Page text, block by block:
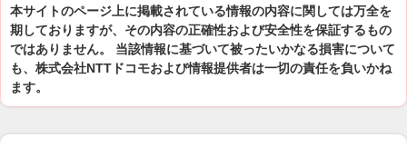
本サイトのページ上に掲載されている情報の内容に関しては万全を
期しておりますが、その内容の正確性および安全性を保証するもの
ではありません。 当該情報に基づいて被ったいかなる損害について
も、株式会社NTTドコモおよび情報提供者は一切の責任を負いかね
ます。